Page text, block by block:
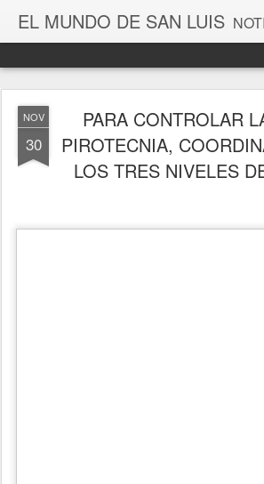
EL MUNDO DE SAN LUIS NOTICIAS.
NOV
30
PARA CONTROLAR
PIROTECNIA,
LOS TRES NIVELES